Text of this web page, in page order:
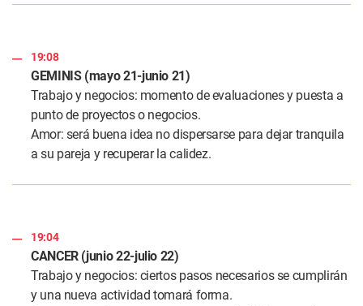
19:08
GEMINIS (mayo 21-junio 21)
Trabajo y negocios: momento de evaluaciones y puesta a
punto de proyectos o negocios.
Amor: será buena idea no dispersarse para dejar tranquila
a su pareja y recuperar la calidez.
19:04
CANCER (junio 22-julio 22)
Trabajo y negocios: ciertos pasos necesarios se cumplirán
y una nueva actividad tomará forma.